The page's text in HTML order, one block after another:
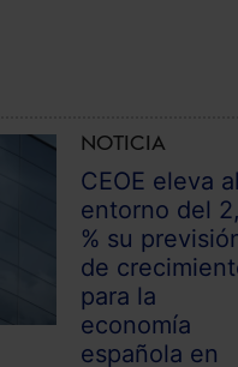
NOTICIA
CEOE eleva al
entorno del
% su
de
para la
economía
española en